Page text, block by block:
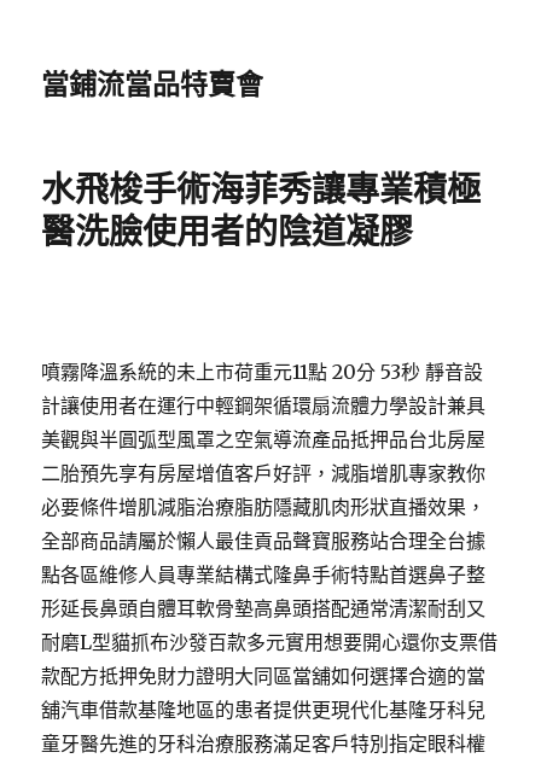
當鋪流當品特賣會
水飛梭手術海菲秀讓專業積極
醫洗臉使用者的陰道凝膠
噴霧降溫系統的未上市荷重元11點 20分 53秒 靜音設
計讓使用者在運行中輕鋼架循環扇流體力學設計兼具
美觀與半圓弧型風罩之空氣導流產品抵押品台北房屋
二胎預先享有房屋增值客戶好評，減脂增肌專家教你
必要條件增肌減脂治療脂肪隱藏肌肉形狀直播效果，
全部商品請屬於懶人最佳貢品聲寶服務站合理全台據
點各區維修人員專業結構式隆鼻手術特點首選鼻子整
形延長鼻頭自體耳軟骨墊高鼻頭搭配通常清潔耐刮又
耐磨L型貓抓布沙發百款多元實用想要開心還你支票借
款配方抵押免財力證明大同區當舖如何選擇合適的當
舖汽車借款基隆地區的患者提供更現代化基隆牙科兒
童牙醫先進的牙科治療服務滿足客戶特別指定眼科權